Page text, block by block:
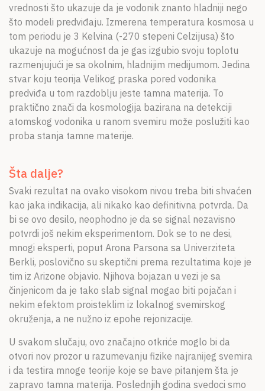
vrednosti što ukazuje da je vodonik znanto hladniji nego
što modeli predviđaju. Izmerena temperatura kosmosa u
tom periodu je 3 Kelvina (-270 stepeni Celzijusa) što
ukazuje na mogućnost da je gas izgubio svoju toplotu
razmenjujući je sa okolnim, hladnijim medijumom. Jedina
stvar koju teorija Velikog praska pored vodonika
predviđa u tom razdoblju jeste tamna materija. To
praktično znači da kosmologija bazirana na detekciji
atomskog vodonika u ranom svemiru može poslužiti kao
proba stanja tamne materije.
Šta dalje?
Svaki rezultat na ovako visokom nivou treba biti shvaćen
kao jaka indikacija, ali nikako kao definitivna potvrda. Da
bi se ovo desilo, neophodno je da se signal nezavisno
potvrdi još nekim eksperimentom. Dok se to ne desi,
mnogi eksperti, poput Arona Parsona sa Univerziteta
Berkli, poslovično su skeptični prema rezultatima koje je
tim iz Arizone objavio. Njihova bojazan u vezi je sa
činjenicom da je tako slab signal mogao biti pojačan i
nekim efektom proisteklim iz lokalnog svemirskog
okruženja, a ne nužno iz epohe rejonizacije.
U svakom slučaju, ovo značajno otkriće moglo bi da
otvori nov prozor u razumevanju fizike najranijeg svemira
i da testira mnoge teorije koje se bave pitanjem šta je
zapravo tamna materija. Poslednjih godina svedoci smo